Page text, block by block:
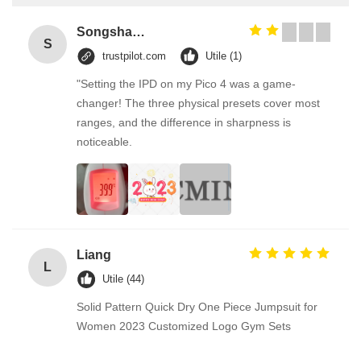
S
Songshang
trustpilot.com Utile (1)
"Setting the IPD on my Pico 4 was a game-
changer! The three physical presets cover most
ranges, and the difference in sharpness is
noticeable.
L
Liang
Utile (44)
Solid Pattern Quick Dry One Piece Jumpsuit for
Women 2023 Customized Logo Gym Sets